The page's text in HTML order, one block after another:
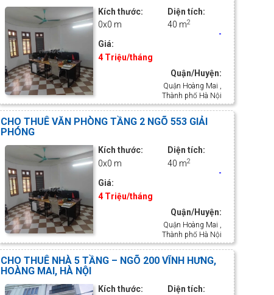
Kích thước:
0x0 m
Diện tích:
40 m2
-
Giá:
4 Triệu/tháng
Quận/Huyện:
Quận Hoàng Mai ,
Thành phố Hà Nội
CHO THUÊ VĂN PHÒNG TẦNG 2 NGÕ 553 GIẢI
PHÓNG
Kích thước:
0x0 m
Diện tích:
40 m2
-
Giá:
4 Triệu/tháng
Quận/Huyện:
Quận Hoàng Mai ,
Thành phố Hà Nội
CHO THUÊ NHÀ 5 TẦNG – NGÕ 200 VĨNH HƯNG,
HOÀNG MAI, HÀ NỘI
Kích thước:
Diện tích: